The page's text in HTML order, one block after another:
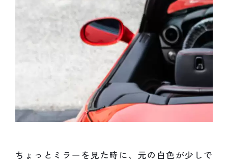
ちょっとミラーを見た時に、元の白色が少しで